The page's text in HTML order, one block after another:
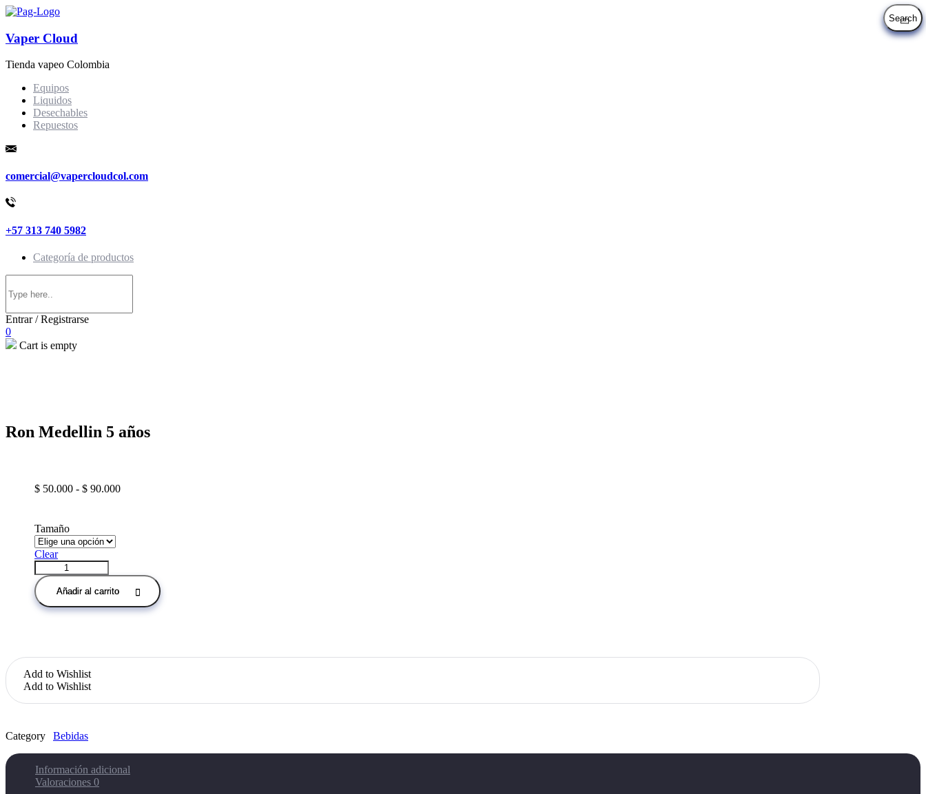
Vaper Cloud
Tienda vapeo Colombia
Equipos
Liquidos
Desechables
Repuestos
comercial@vapercloudcol.com
+57 313 740 5982
Categoría de productos
Entrar / Registrarse
0
Cart is empty
Ron Medellin 5 años
$ 50.000 - $ 90.000Rango
Tamaño
Clear
Ron
Medellin
5
años
quantity
Añadir al carrito
Add to Wishlist
Add to Wishlist
Category Bebidas
Información adicional
Valoraciones 0